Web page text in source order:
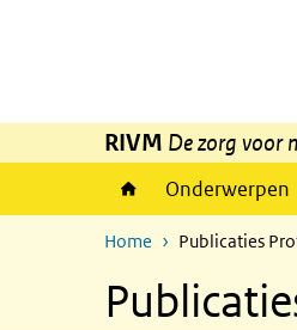
RIVM De zorg voor
Onderwerpen
Home Publicaties